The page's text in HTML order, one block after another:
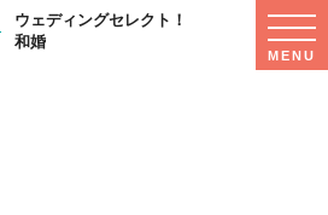
ウェディングセレクト！
和婚
MENU